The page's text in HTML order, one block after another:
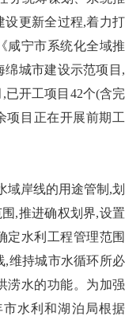
设更新全过程,着力打
咸宁市系统化全域推
绵城市建设示范项目,
已开工项目42个(含完
项目正在开展前期工
域岸线的用途管制,划
,推进确权划界,设置
定水利工程管理范围
,维持城市水循环所必
涝水的功能。为加强
市水利和湖泊局根据